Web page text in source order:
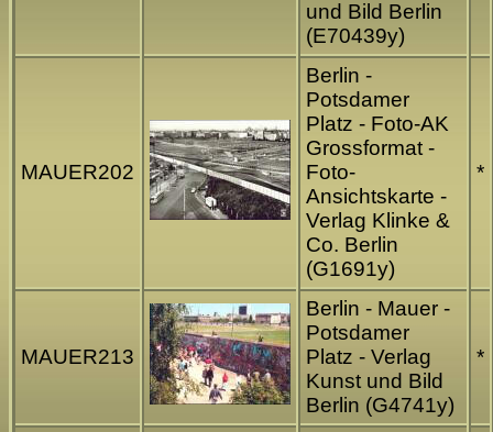
und Bild Berlin
(E70439y)
MAUER202
Berlin -
Potsdamer
Platz - Foto-AK
Grossformat -
Foto-
Ansichtskarte -
Verlag Klinke &
Co. Berlin
(G1691y)
*
MAUER213
Berlin - Mauer -
Potsdamer
Platz - Verlag
Kunst und Bild
Berlin (G4741y)
*